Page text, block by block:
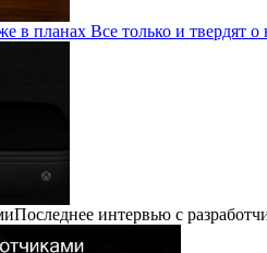
в планах Все только и твердят
Последнее интервью с